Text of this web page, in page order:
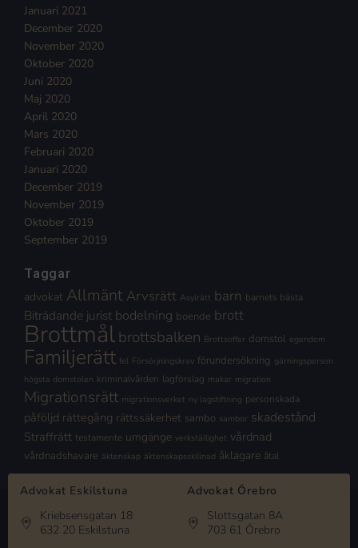
Januari 2021
December 2020
November 2020
Oktober 2020
Juni 2020
Maj 2020
April 2020
Mars 2020
Februari 2020
Januari 2020
December 2019
November 2019
Oktober 2019
September 2019
Taggar
advokat Allmänt Arvsrätt Asylrätt barn barnets bästa
Biträdande jurist bodelning boende brott
Brottmålbrottsbalken Brottsoffer domstol egendom
Familjerätt fel Försörjningskrav förundersökning gärningsperson
högsta domstolen kriminalvården lagförslag makar migration
Migrationsrätt migrationsverket ny lagstiftning personskada
påföljd rättegång rättssäkerhet sambo sambor skadestånd
Straffrätt testamente umgänge verkställighet vårdnad
vårdnadshavare äktenskap äktenskapsskillnad åklagare åtal
Advokat Eskilstuna
Kriebsensgatan 18
632 20 Eskilstuna
Advokat Örebro
Slottsgatan 8A
703 61 Örebro